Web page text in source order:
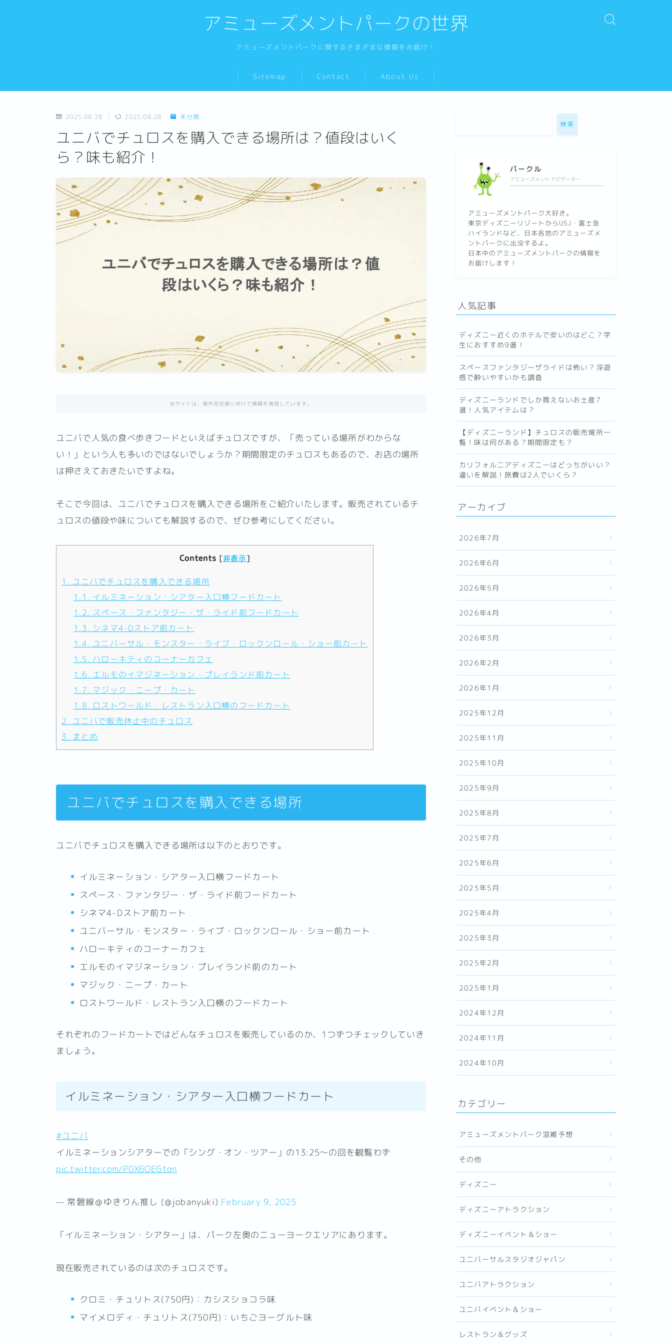
アミューズメントパークの世界
アミューズメントパークに関するさまざまな情報をお届け！
Sitemap Contact About Us
2025.08.28 2025.08.28 未分類
ユニバでチュロスを購入できる場所は？値段はいく
ら？味も紹介！
当サイトは、海外在住者に向けて情報を発信しています。
ユニバで人気の食べ歩きフードといえばチュロスですが、「売っている場所がわからな
い！」という人も多いのではないでしょうか？期間限定のチュロスもあるので、お店の場所
は押さえておきたいですよね。
そこで今回は、ユニバでチュロスを購入できる場所をご紹介いたします。販売されているチ
ュロスの値段や味についても解説するので、ぜひ参考にしてください。
Contents [非表示]
1. ユニバでチュロスを購入できる場所
1.1. イルミネーション・シアター入口横フードカート
1.2. スペース・ファンタジー・ザ・ライド前フードカート
1.3. シネマ4-Dストア前カート
1.4. ユニバーサル・モンスター・ライブ・ロックンロール・ショー前カート
1.5. ハローキティのコーナーカフェ
1.6. エルモのイマジネーション・プレイランド前カート
1.7. マジック・ニープ・カート
1.8. ロストワールド・レストラン入口横のフードカート
2. ユニバで販売休止中のチュロス
3. まとめ
ユニバでチュロスを購入できる場所
ユニバでチュロスを購入できる場所は以下のとおりです。
イルミネーション・シアター入口横フードカート
スペース・ファンタジー・ザ・ライド前フードカート
シネマ4-Dストア前カート
ユニバーサル・モンスター・ライブ・ロックンロール・ショー前カート
ハローキティのコーナーカフェ
エルモのイマジネーション・プレイランド前のカート
マジック・ニープ・カート
ロストワールド・レストラン入口横のフードカート
それぞれのフードカートではどんなチュロスを販売しているのか、1つずつチェックしていき
ましょう。
イルミネーション・シアター入口横フードカート
#ユニバ
イルミネーションシアターでの「シング・オン・ツアー」の13:25〜の回を観覧わず
pic.twitter.com/P0X6OEGtqn
— 常磐線＠ゆきりん推し (@jobanyuki) February 9, 2025
「イルミネーション・シアター」は、パーク左奥のニューヨークエリアにあります。
現在販売されているのは次のチュロスです。
クロミ・チュリトス(750円)：カシスショコラ味
マイメロディ・チュリトス(750円)：いちごヨーグルト味
検索
パークル
アミューズメントナビゲーター
アミューズメントパーク大好き。
東京ディズニーリゾートからUSJ・富士急
ハイランドなど、日本各地のアミューズメ
ントパークに出没するよ。
日本中のアミューズメントパークの情報を
お届けします！
人気記事
ディズニー近くのホテルで安いのはどこ？学
生におすすめ9選！
スペースファンタジーザライドは怖い？浮遊
感で酔いやすいかも調査
ディズニーランドでしか買えないお土産7
選！人気アイテムは？
【ディズニーランド】チュロスの販売場所一
覧！味は何がある？期間限定も？
カリフォルニアディズニーはどっちがいい？
違いを解説！旅費は2人でいくら？
アーカイブ
2026年7月
2026年6月
2026年5月
2026年4月
2026年3月
2026年2月
2026年1月
2025年12月
2025年11月
2025年10月
2025年9月
2025年8月
2025年7月
2025年6月
2025年5月
2025年4月
2025年3月
2025年2月
2025年1月
2024年12月
2024年11月
2024年10月
カテゴリー
アミューズメントパーク混雑予想
その他
ディズニー
ディズニーアトラクション
ディズニーイベント＆ショー
ユニバーサルスタジオジャパン
ユニバアトラクション
ユニバイベント＆ショー
レストラン＆グッズ